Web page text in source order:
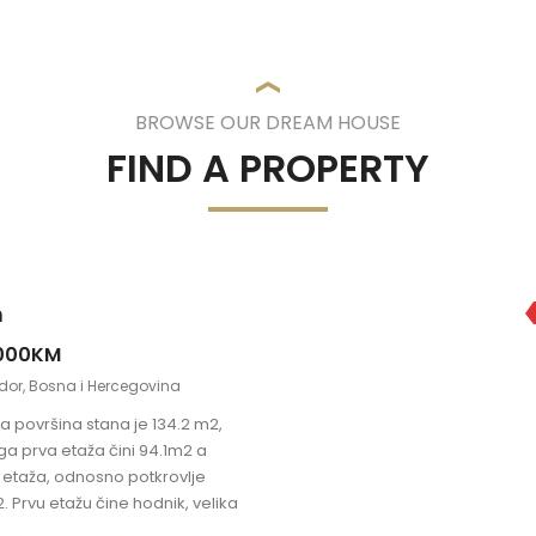
BROWSE OUR DREAM HOUSE
FIND A PROPERTY
Bosna i Hercegovina
površina stana je 134.2 m2,
prva etaža čini 94.1m2 a
odnosno potkrovlje
Prvu etažu čine hodnik, velika